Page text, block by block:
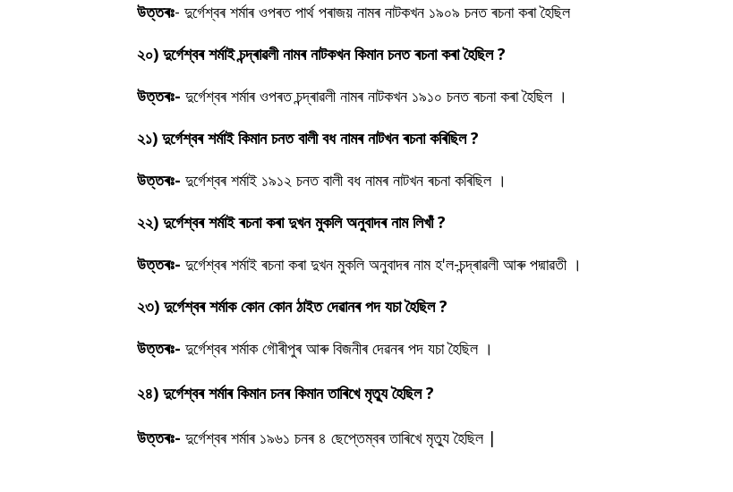
উত্তৰঃ- দুৰ্গেশ্বৰ শৰ্মাৰ ওপৰত পাৰ্থ পৰাজয় নামৰ নাটকখন ১৯০৯ চনত ৰচনা কৰা হৈছিল
২০) দুৰ্গেশ্বৰ শৰ্মাই চন্দ্ৰাৱলী নামৰ নাটকখন কিমান চনত ৰচনা কৰা হৈছিল ?
উত্তৰঃ- দুৰ্গেশ্বৰ শৰ্মাৰ ওপৰত চন্দ্ৰাৱলী নামৰ নাটকখন ১৯১০ চনত ৰচনা কৰা হৈছিল ।
২১) দুৰ্গেশ্বৰ শৰ্মাই কিমান চনত বালী বধ নামৰ নাটখন ৰচনা কৰিছিল ?
উত্তৰঃ- দুৰ্গেশ্বৰ শৰ্মাই ১৯১২ চনত বালী বধ নামৰ নাটখন ৰচনা কৰিছিল ।
২২) দুৰ্গেশ্বৰ শৰ্মাই ৰচনা কৰা দুখন মুকলি অনুবাদৰ নাম লিখাঁ ?
উত্তৰঃ- দুৰ্গেশ্বৰ শৰ্মাই ৰচনা কৰা দুখন মুকলি অনুবাদৰ নাম হ'ল-চন্দ্ৰাৱলী আৰু পদ্মাৱতী ।
২৩) দুৰ্গেশ্বৰ শৰ্মাক কোন কোন ঠাইত দেৱানৰ পদ যচা হৈছিল ?
উত্তৰঃ- দুৰ্গেশ্বৰ শৰ্মাক গৌৰীপুৰ আৰু বিজনীৰ দেৱনৰ পদ যচা হৈছিল ।
২৪) দুৰ্গেশ্বৰ শৰ্মাৰ কিমান চনৰ কিমান তাৰিখে মৃত্যু হৈছিল ?
উত্তৰঃ- দুৰ্গেশ্বৰ শৰ্মাৰ ১৯৬১ চনৰ ৪ ছেপ্তেম্বৰ তাৰিখে মৃত্যু হৈছিল |